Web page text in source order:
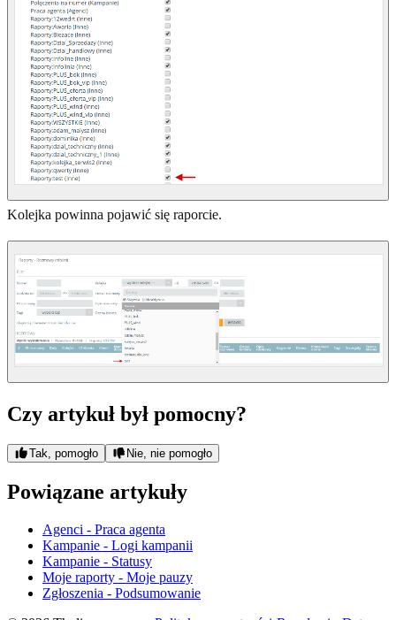
Kolejka powinna pojawić się raporcie.
Czy artykuł był pomocny?
Tak, pomogło Nie, nie pomogło
Powiązane artykuły
Agenci - Praca agenta
Kampanie - Logi kampanii
Kampanie - Statusy
Moje raporty - Moje pauzy
Zgłoszenia - Podsumowanie